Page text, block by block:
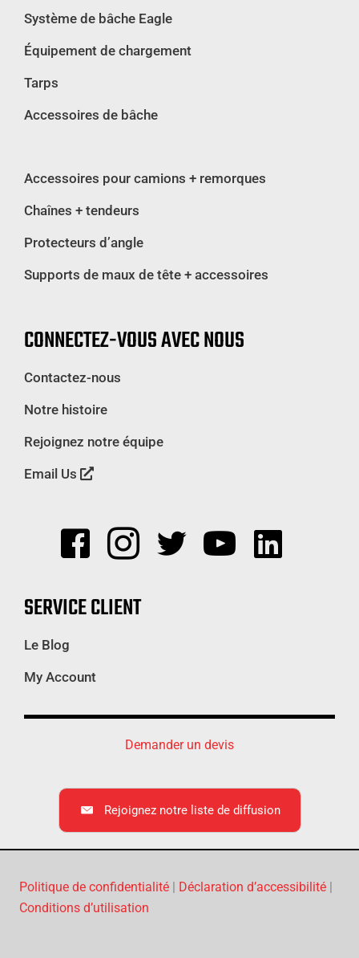
Système de bâche Eagle
Équipement de chargement
Tarps
Accessoires de bâche
Accessoires pour camions + remorques
Chaînes + tendeurs
Protecteurs d’angle
Supports de maux de tête + accessoires
CONNECTEZ-VOUS AVEC NOUS
Contactez-nous
Notre histoire
Rejoignez notre équipe
Email Us
SERVICE CLIENT
Le Blog
My Account
Demander un devis
Rejoignez notre liste de diffusion
Politique de confidentialité | Déclaration d’accessibilité |
Conditions d’utilisation